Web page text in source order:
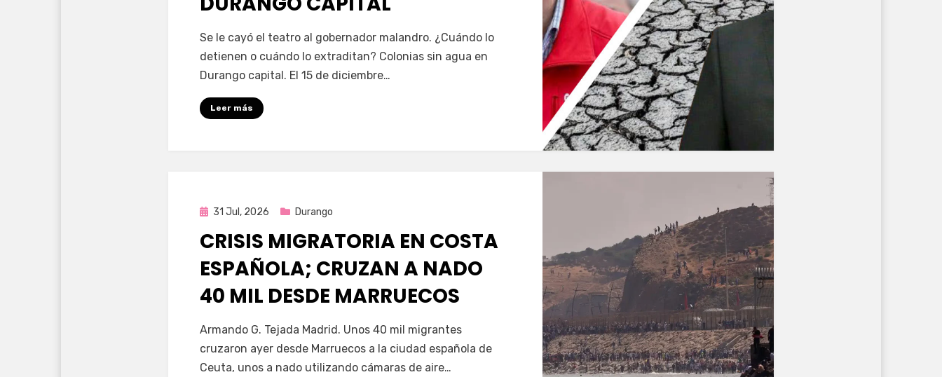
porFernando Miranda Servín
Se le cayó el teatro al gobernador malandro. ¿Cuándo lo
detienen o cuándo lo extraditan? Colonias sin agua en
Durango capital. El 15 de diciembre…
Leer más
Publicada
31 Jul, 2026 Durango
CRISIS MIGRATORIA EN COSTA
ESPAÑOLA; CRUZAN A NADO
40 MIL DESDE MARRUECOS
porFernando Miranda Servín
Armando G. Tejada Madrid. Unos 40 mil migrantes
cruzaron ayer desde Marruecos a la ciudad española de
Ceuta, unos a nado utilizando cámaras de aire…